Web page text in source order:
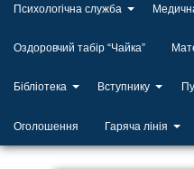
Психологічна служба
Оздоровчий табір “Чайка”
Бібліотека Вступнику
Оголошення Гаряча лінія